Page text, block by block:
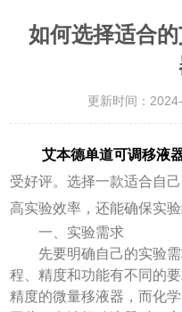
如何选择适合
更新时间：
艾本德单道可调移液
受好评。选择一款适合自
高实验效率，还能确保实验
一、实验需求
先要明确自己的实验需
程、精度和功能有不同的
精度的微量移液器，而化